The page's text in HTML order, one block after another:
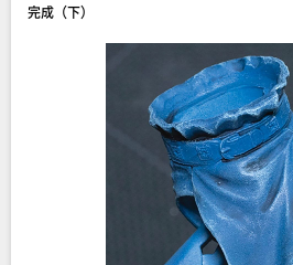
完成（下）